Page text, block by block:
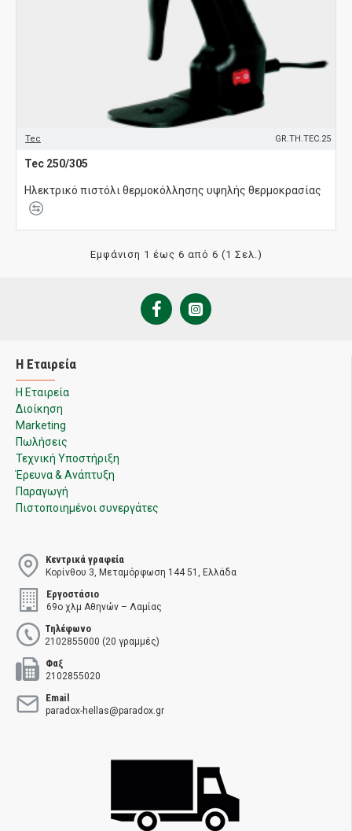
Tec GR.TH.TEC.25
Tec 250/305
Hλεκτρικό πιστόλι θερμοκόλλησης υψηλής θερμοκρασίας
Εμφάνιση 1 έως 6 από 6 (1 Σελ.)
Η Εταιρεία
Η Εταιρεία
Διοίκηση
Marketing
Πωλήσεις
Τεχνική Υποστήριξη
Έρευνα & Ανάπτυξη
Παραγωγή
Πιστοποιημένοι συνεργάτες
Κεντρικά γραφεία
Κορίνθου 3, Μεταμόρφωση 144 51, Ελλάδα
Εργοστάσιο
69ο χλμ Αθηνών – Λαμίας
Τηλέφωνο
2102855000 (20 γραμμές)
Φαξ
2102855020
Email
paradox-hellas@paradox.gr